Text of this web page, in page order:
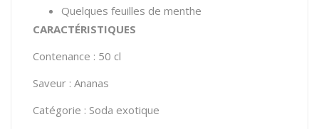
Quelques feuilles de menthe
CARACTÉRISTIQUES
Contenance : 50 cl
Saveur : Ananas
Catégorie : Soda exotique